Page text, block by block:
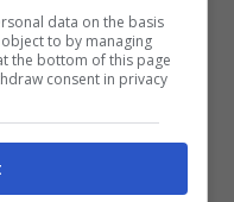
unoscatto
“Grazie a
cose più belle
prezioso che mi
di affetto che
data on the basis
to by managing
the bottom of this page
consent in privacy